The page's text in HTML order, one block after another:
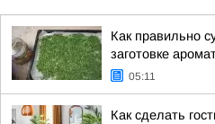
Как правильно
заготовке
05:11
Как сделать